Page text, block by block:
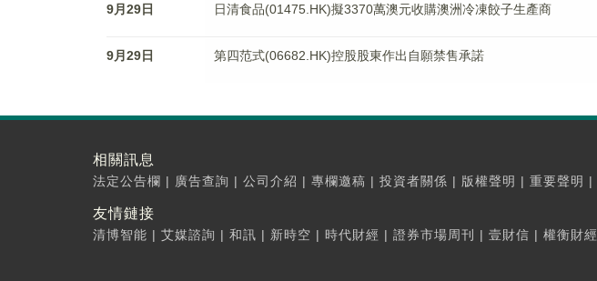
9月29日 日清食品(01475.HK)擬3370萬澳元收購澳洲冷凍餃子生產商
9月29日 第四范式(06682.HK)控股股東作出自願禁售承諾
相關訊息
法定公告欄 | 廣告查詢 | 公司介紹 | 專欄邀稿 | 投資者關係 | 版權聲明 | 重要聲明 |
友情鏈接
清博智能 | 艾媒諮詢 | 和訊 | 新時空 | 時代財經 | 證券市場周刊 | 壹財信 | 權衡財經